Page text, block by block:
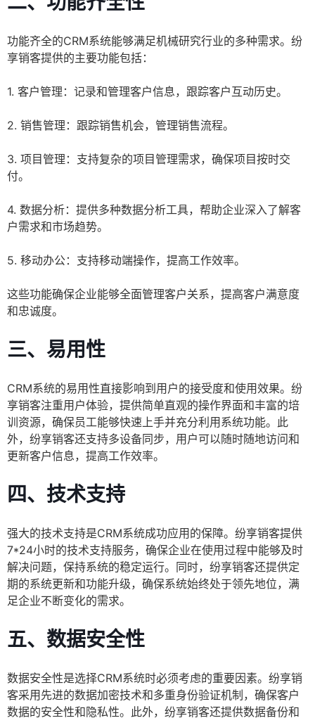
功能齐全的CRM系统能够满足机械研究行业的多种需求。纷
享销客提供的主要功能包括：
1. 客户管理：记录和管理客户信息，跟踪客户互动历史。
2. 销售管理：跟踪销售机会，管理销售流程。
3. 项目管理：支持复杂的项目管理需求，确保项目按时交
付。
4. 数据分析：提供多种数据分析工具，帮助企业深入了解客
户需求和市场趋势。
5. 移动办公：支持移动端操作，提高工作效率。
这些功能确保企业能够全面管理客户关系，提高客户满意度
和忠诚度。
三、易用性
CRM系统的易用性直接影响到用户的接受度和使用效果。纷
享销客注重用户体验，提供简单直观的操作界面和丰富的培
训资源，确保员工能够快速上手并充分利用系统功能。此
外，纷享销客还支持多设备同步，用户可以随时随地访问和
更新客户信息，提高工作效率。
四、技术支持
强大的技术支持是CRM系统成功应用的保障。纷享销客提供
7*24小时的技术支持服务，确保企业在使用过程中能够及时
解决问题，保持系统的稳定运行。同时，纷享销客还提供定
期的系统更新和功能升级，确保系统始终处于领先地位，满
足企业不断变化的需求。
五、数据安全性
数据安全性是选择CRM系统时必须考虑的重要因素。纷享销
客采用先进的数据加密技术和多重身份验证机制，确保客户
数据的安全性和隐私性。此外，纷享销客还提供数据备份和